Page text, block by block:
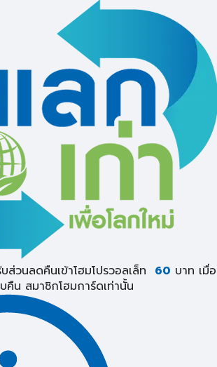
ส่วนลดคืนเข้าโฮมโปรวอลเล็ท 60 บาท เมื่อ
คืน สมาชิกโฮมการ์ดเท่านั้น